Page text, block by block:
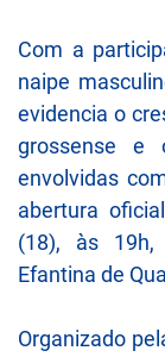
Com a
naipe
evidencia o
grossense e
envolvidas
abertura
(18), às 19h,
Efantina de
Organizado